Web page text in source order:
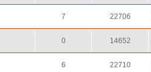
7 22706
0 14652
6 22710